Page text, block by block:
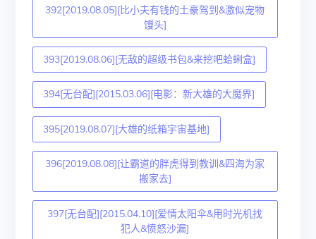
392[2019.08.05][比小夫有钱的土豪驾到&激似宠物
馒头]
393[2019.08.06][无敌的超级书包&来挖吧蛤蜊盒]
394[无台配][2015.03.06][电影：新大雄的大魔界]
395[2019.08.07][大雄的纸箱宇宙基地]
396[2019.08.08][让霸道的胖虎得到教训&四海为家
搬家去]
397[无台配][2015.04.10][爱情太阳伞&用时光机找
犯人&愤怒沙漏]